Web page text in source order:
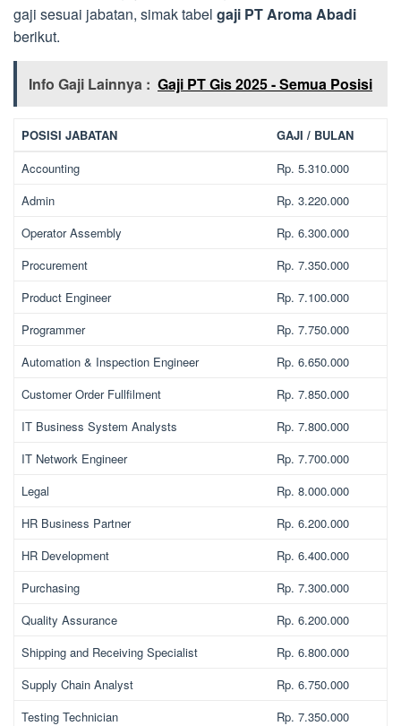
gaji sesuai jabatan, simak tabel gaji PT Aroma Abadi
berikut.
Info Gaji Lainnya : Gaji PT Gis 2025 - Semua Posisi
POSISI JABATAN
GAJI / BULAN
Accounting
Rp. 5.310.000
Admin
Rp. 3.220.000
Operator Assembly
Rp. 6.300.000
Procurement
Rp. 7.350.000
Product Engineer
Rp. 7.100.000
Programmer
Rp. 7.750.000
Automation & Inspection Engineer
Rp. 6.650.000
Customer Order Fullfilment
Rp. 7.850.000
IT Business System Analysts
Rp. 7.800.000
IT Network Engineer
Rp. 7.700.000
Legal
Rp. 8.000.000
HR Business Partner
Rp. 6.200.000
HR Development
Rp. 6.400.000
Purchasing
Rp. 7.300.000
Quality Assurance
Rp. 6.200.000
Shipping and Receiving Specialist
Rp. 6.800.000
Supply Chain Analyst
Rp. 6.750.000
Testing Technician
Rp. 7.350.000